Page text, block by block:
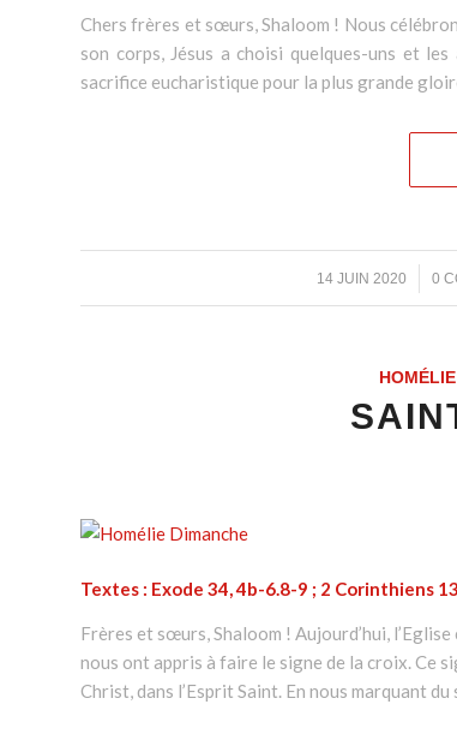
Chers frères et sœurs, Shaloom ! Nous
son corps, Jésus a choisi quelques-uns et
sacrifice eucharistique pour la plus grande
14 JUIN 2020
/ 0
Textes : Exode 34, 4b-6.8-9 ; 2 Corinthiens
Frères et sœurs, Shaloom ! Aujourd’hui,
nous ont appris à faire le signe de la croix. Ce
Christ, dans l’Esprit Saint. En nous marquant